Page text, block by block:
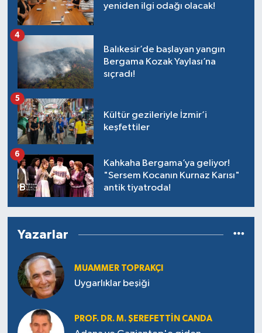
yeniden ilgi odağı olacak!
Balıkesir’de başlayan yangın
Bergama Kozak Yaylası’na
sıçradı!
4
Kültür gezileriyle İzmir’i
keşfettiler
5
Kahkaha Bergama’ya geliyor!
"Sersem Kocanın Kurnaz Karısı"
antik tiyatroda!
6
Yazarlar
MUAMMER TOPRAKÇI
Uygarlıklar beşiği
PROF. DR. M. ŞEREFETTIN CANDA